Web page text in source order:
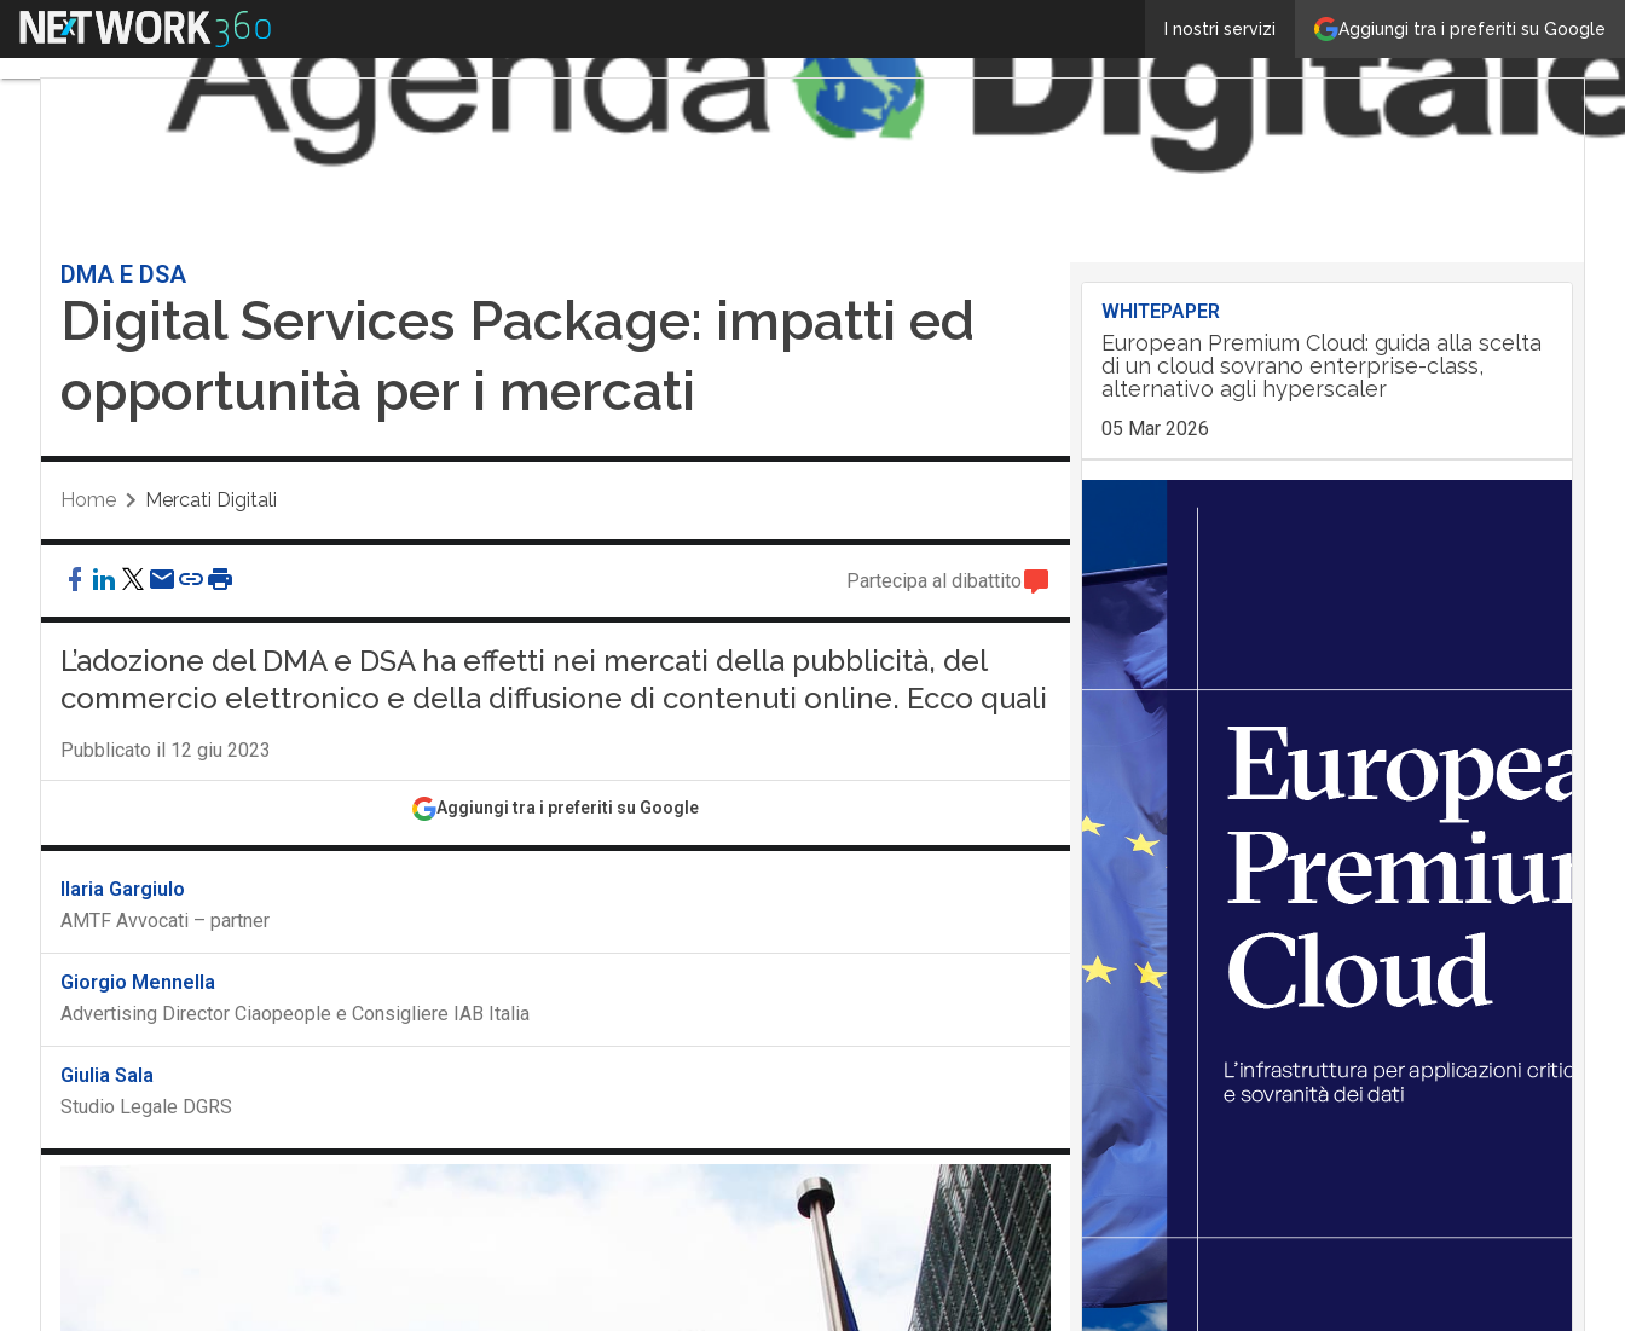
Aggiungi tra i preferiti su Google
I nostri servizi
Menu
DMA E DSA
Digital Services Package: impatti ed
opportunità per i mercati
Home Mercati Digitali
Partecipa al dibattito
L’adozione del DMA e DSA ha effetti nei mercati della pubblicità, del
commercio elettronico e della diffusione di contenuti online. Ecco quali
Pubblicato il 12 giu 2023
Aggiungi tra i preferiti su Google
Ilaria Gargiulo
AMTF Avvocati – partner
Giorgio Mennella
Advertising Director Ciaopeople e Consigliere IAB Italia
Giulia Sala
Studio Legale DGRS
WHITEPAPER
European Premium Cloud: guida alla scelta
di un cloud sovrano enterprise-class,
alternativo agli hyperscaler
05 Mar 2026